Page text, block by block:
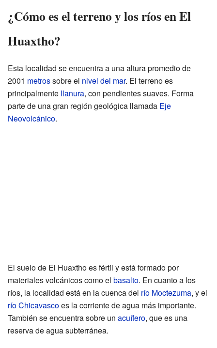
¿Cómo es el terreno y los ríos en El
Huaxtho?
Esta localidad se encuentra a una altura promedio de
2001 metrossobre el nivel del mar. El terreno es
principalmente llanura, con pendientes suaves. Forma
parte de una gran región geológica llamada Eje
Neovolcánico.
El suelo de El Huaxtho es fértil y está formado por
materiales volcánicos como el basalto. En cuanto a los
ríos, la localidad está en la cuenca del río Moctezuma, y el
río Chicavascoes la corriente de agua más importante.
También se encuentra sobre un acuífero, que es una
reserva de agua subterránea.